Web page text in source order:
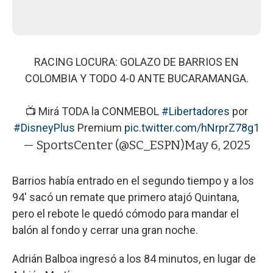
RACING LOCURA: GOLAZO DE BARRIOS EN
COLOMBIA Y TODO 4-0 ANTE BUCARAMANGA.
📺 Mirá TODA la CONMEBOL #Libertadores por
#DisneyPlus Premium pic.twitter.com/hNrprZ78g1
— SportsCenter (@SC_ESPN)May 6, 2025
Barrios había entrado en el segundo tiempo y a los
94' sacó un remate que primero atajó Quintana,
pero el rebote le quedó cómodo para mandar el
balón al fondo y cerrar una gran noche.
Adrián Balboa ingresó a los 84 minutos, en lugar de